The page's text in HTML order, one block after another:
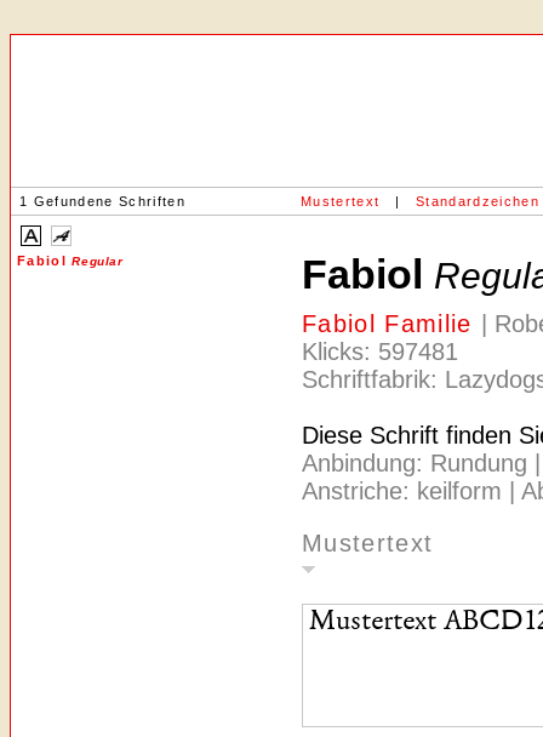
1 Gefundene Schriften Mustertext | Standardzeichen
FabiolRegular Fabiol
Fabiol Familie
|
Klicks: 597481
Schriftfabrik:
Diese Schrift finden
Anbindung: Rundung
Anstriche: keilform |
Mustertext